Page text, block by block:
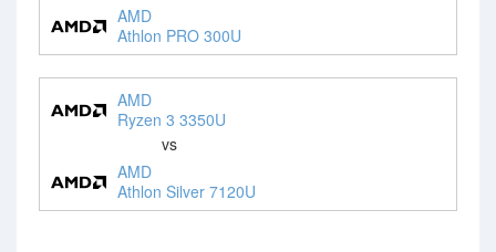
AMD
Athlon PRO 300U
AMD
Ryzen 3 3350U
vs
AMD
Athlon Silver 7120U